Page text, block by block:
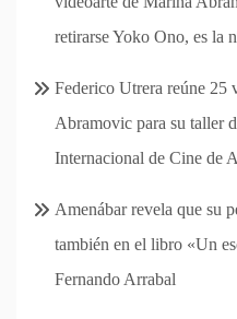
retirarse Yoko Ono, es la
Federico Utrera reúne 25
Abramovic para su taller
Internacional de Cine de
Amenábar revela que su
también en el libro «Un
Fernando Arrabal